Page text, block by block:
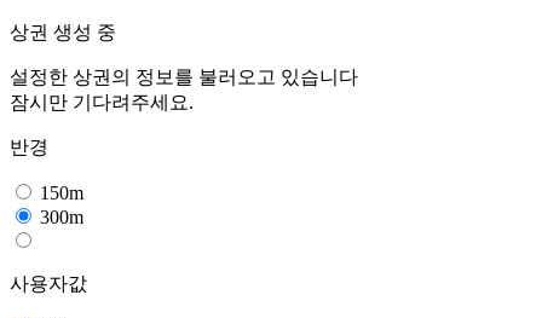
상권 생성 중
설정한 상권의 정보를 불러오고 있습니다
잠시만 기다려주세요.
반경
150m
300m
사용자값